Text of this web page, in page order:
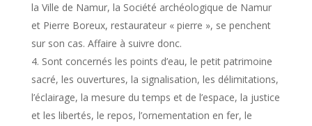
la Ville de Namur, la Société archéologique de Namur
et Pierre Boreux, restaurateur « pierre », se penchent
sur son cas. Affaire à suivre donc.
Sont concernés les points d’eau, le petit patrimoine
sacré, les ouvertures, la signalisation, les délimitations,
l’éclairage, la mesure du temps et de l’espace, la justice
et les libertés, le repos, l’ornementation en fer, le